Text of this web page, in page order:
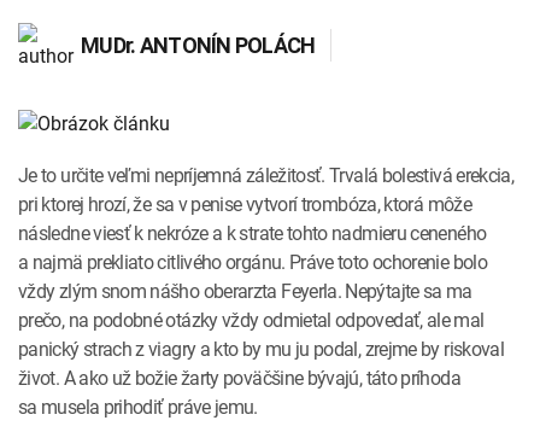
Genetika Covid-19 Žiadanky a tlačivá
INTOLERANCIA POTRAVÍN
Human papillomavirus (HPV)
MUDr.ANTONÍN POLÁCH
Je to určite veľmi nepríjemná záležitosť. Trvalá bolestivá erekcia,
pri ktorej hrozí, že sa v penise vytvorí trombóza, ktorá môže
následne viesť k nekróze a k strate tohto nadmieru ceneného
a najmä prekliato citlivého orgánu. Práve toto ochorenie bolo
vždy zlým snom nášho oberarzta Feyerla. Nepýtajte sa ma
prečo, na podobné otázky vždy odmietal odpovedať, ale mal
panický strach z viagry a kto by mu ju podal, zrejme by riskoval
život. A ako už božie žarty poväčšine bývajú, táto príhoda
sa musela prihodiť práve jemu.